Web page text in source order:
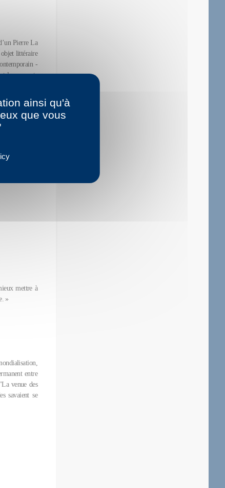
Pierre La
objet littéraire
-
les rapports
mettre à
»
entre
venue des
savaient se
ainsi qu'à
que vous